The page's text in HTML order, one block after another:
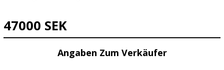
47000 SEK
Angaben Zum Verkäufer